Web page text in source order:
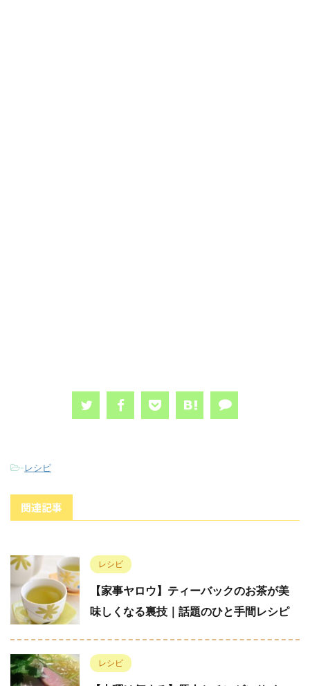
-レシピ
関連記事
レシピ
【家事ヤロウ】ティーバックのお茶が美
味しくなる裏技｜話題のひと手間レシピ
レシピ